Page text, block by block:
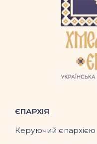
ЄПАРХІЯ
Керуючий єпархією